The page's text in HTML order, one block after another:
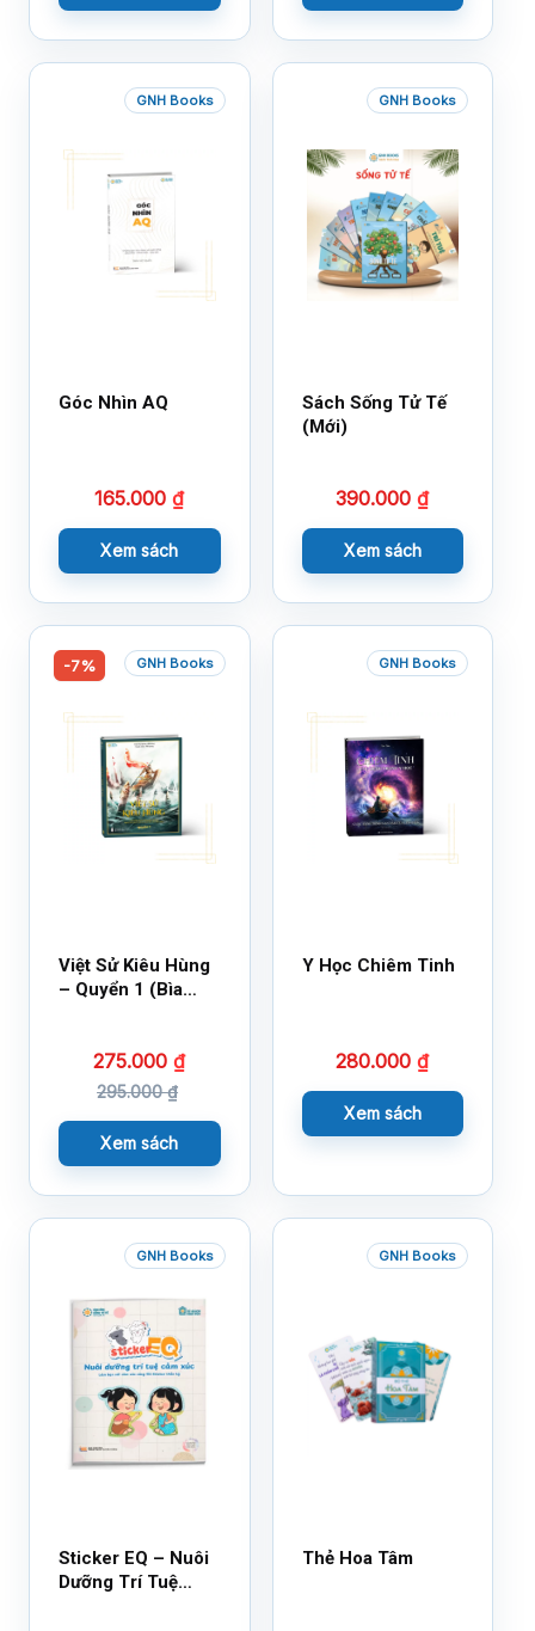
GNH Books
Góc Nhìn AQ
165.000₫
Xem sách
GNH Books
Sách Sống Tử Tế
(Mới)
390.000₫
Xem sách
-7% GNH Books
Việt Sử Kiêu Hùng
– Quyển 1 (Bìa
275.000₫
295.000₫
Xem sách
GNH Books
Y Học Chiêm Tinh
280.000₫
Xem sách
GNH Books
Sticker EQ – Nuôi
Dưỡng Trí Tuệ
GNH Books
Thẻ Hoa Tâm